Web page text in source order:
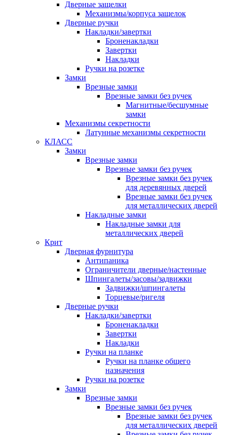
Дверные защелки
Механизмы/корпуса защелок
Дверные ручки
Накладки/завертки
Броненакладки
Завертки
Накладки
Ручки на розетке
Замки
Врезные замки
Врезные замки без ручек
Магнитные/бесшумные
замки
Механизмы секретности
Латунные механизмы секретности
КЛАСС
Замки
Врезные замки
Врезные замки без ручек
Врезные замки без ручек
для деревянных дверей
Врезные замки без ручек
для металлических дверей
Накладные замки
Накладные замки для
металлических дверей
Крит
Дверная фурнитура
Антипаника
Ограничители дверные/настенные
Шпингалеты/засовы/задвижки
Задвижки/шпингалеты
Торцевые/ригеля
Дверные ручки
Накладки/завертки
Броненакладки
Завертки
Накладки
Ручки на планке
Ручки на планке общего
назначения
Ручки на розетке
Замки
Врезные замки
Врезные замки без ручек
Врезные замки без ручек
для металлических дверей